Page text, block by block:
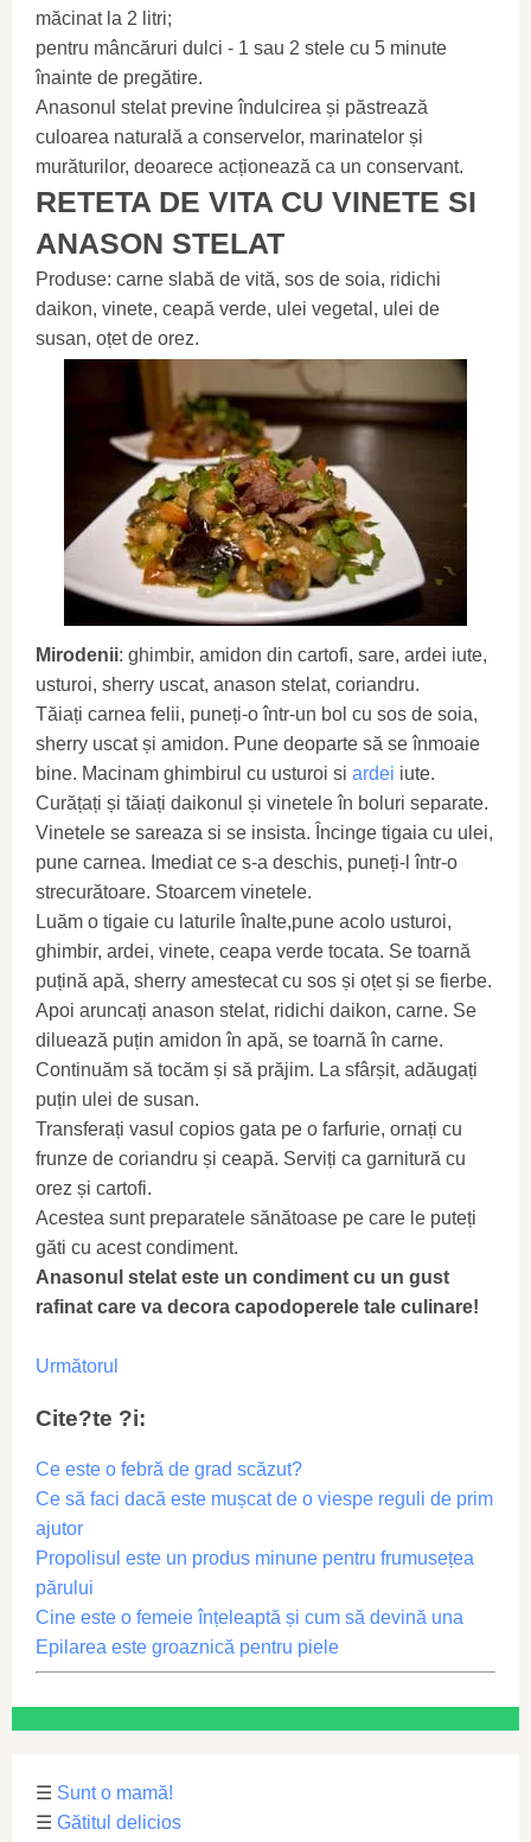
măcinat la 2 litri;
pentru mâncăruri dulci - 1 sau 2 stele cu 5 minute
înainte de pregătire.
Anasonul stelat previne îndulcirea și păstrează
culoarea naturală a conservelor, marinatelor și
murăturilor, deoarece acționează ca un conservant.
RETETA DE VITA CU VINETE SI
ANASON STELAT
Produse: carne slabă de vită, sos de soia, ridichi
daikon, vinete, ceapă verde, ulei vegetal, ulei de
susan, oțet de orez.
Mirodenii: ghimbir, amidon din cartofi, sare, ardei iute,
usturoi, sherry uscat, anason stelat, coriandru.
Tăiați carnea felii, puneți-o într-un bol cu ​​sos de soia,
sherry uscat și amidon. Pune deoparte să se înmoaie
bine. Macinam ghimbirul cu usturoi si ardei iute.
Curățați și tăiați daikonul și vinetele în boluri separate.
Vinetele se sareaza si se insista. Încinge tigaia cu ulei,
pune carnea. Imediat ce s-a deschis, puneți-l într-o
strecurătoare. Stoarcem vinetele.
Luăm o tigaie cu laturile înalte,pune acolo usturoi,
ghimbir, ardei, vinete, ceapa verde tocata. Se toarnă
puțină apă, sherry amestecat cu sos și oțet și se fierbe.
Apoi aruncați anason stelat, ridichi daikon, carne. Se
diluează puțin amidon în apă, se toarnă în carne.
Continuăm să tocăm și să prăjim. La sfârșit, adăugați
puțin ulei de susan.
Transferați vasul copios gata pe o farfurie, ornați cu
frunze de coriandru și ceapă. Serviți ca garnitură cu
orez și cartofi.
Acestea sunt preparatele sănătoase pe care le puteți
găti cu acest condiment.
Anasonul stelat este un condiment cu un gust
rafinat care va decora capodoperele tale culinare!
Următorul
Cite?te ?i:
Ce este o febră de grad scăzut?
Ce să faci dacă este mușcat de o viespe reguli de prim
ajutor
Propolisul este un produs minune pentru frumusețea
părului
Cine este o femeie înțeleaptă și cum să devină una
Epilarea este groaznică pentru piele
☰ Sunt o mamă!
☰ Gătitul delicios